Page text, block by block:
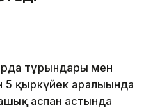
тұрғындары мен
қыркүйек аралығында
аспан астында